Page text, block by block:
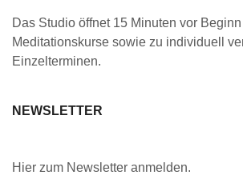
Das Studio öffnet 15 Minuten vor
Meditationskurse sowie zu individuell
Einzelterminen.
NEWSLETTER
Hier zum Newsletter anmelden.